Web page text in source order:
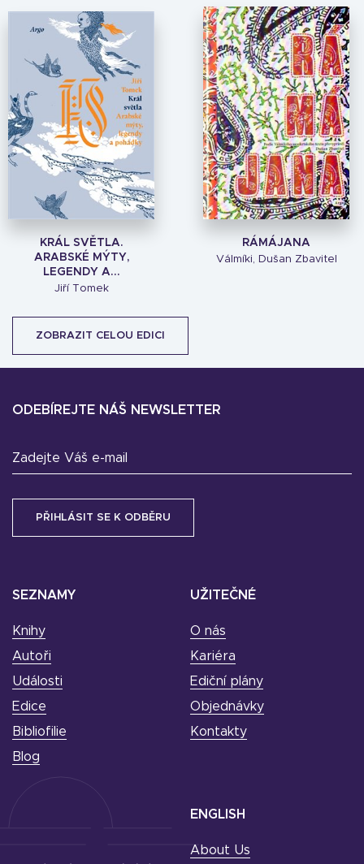
KRÁL SVĚTLA.
ARABSKÉ MÝTY,
LEGENDY A...
Jiří Tomek
RÁMÁJANA
Válmíki, Dušan Zbavitel
ZOBRAZIT CELOU EDICI
SEZNAMY
Knihy
Autoři
Události
Edice
Bibliofilie
Blog
UŽITEČNÉ
O nás
Kariéra
Ediční plány
Objednávky
Kontakty
ODEBÍREJTE NÁŠ NEWSLETTER
Zadejte Váš e-mail
ENGLISH
About Us